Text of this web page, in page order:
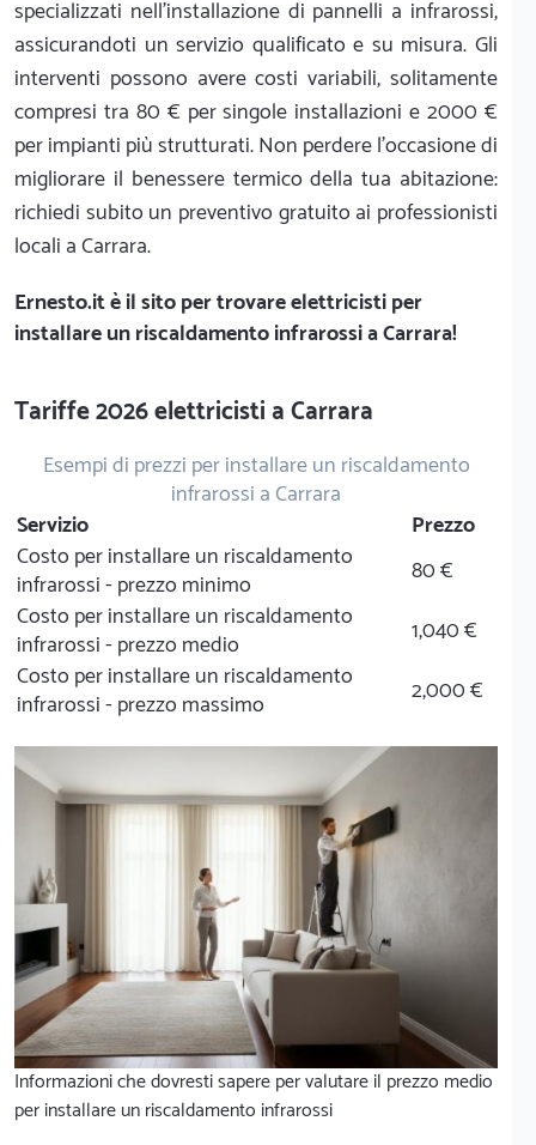
specializzati nell'installazione di pannelli a infrarossi,
assicurandoti un servizio qualificato e su misura. Gli
interventi possono avere costi variabili, solitamente
compresi tra 80 € per singole installazioni e 2000 €
per impianti più strutturati. Non perdere l'occasione di
migliorare il benessere termico della tua abitazione:
richiedi subito un preventivo gratuito ai professionisti
locali a Carrara.
Ernesto.itè il sito per trovare elettricisti per
installare un riscaldamento infrarossi a Carrara!
Tariffe 2026 elettricisti a Carrara
Esempi di prezzi per installare un riscaldamento
infrarossi a Carrara
Servizio
Prezzo
Costo per installare un riscaldamento
infrarossi - prezzo minimo
80 €
Costo per installare un riscaldamento
infrarossi - prezzo medio
1,040 €
Costo per installare un riscaldamento
infrarossi - prezzo massimo
2,000 €
Informazioni che dovresti sapere per valutare il prezzo medio
per installare un riscaldamento infrarossi